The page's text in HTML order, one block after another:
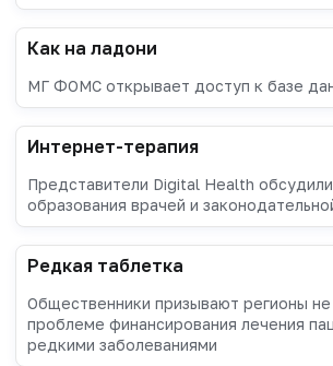
Как на ладони
МГ ФОМС открывает доступ к базе
Интернет-терапия
Представители Digital Health
образования врачей и
Редкая таблетка
Общественники призывают регионы не
проблеме финансирования лечения
редкими заболеваниями